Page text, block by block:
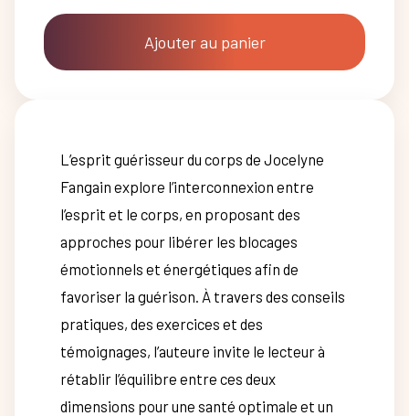
Ajouter au panier
L’esprit guérisseur du corps de Jocelyne
Fangain explore l’interconnexion entre
l’esprit et le corps, en proposant des
approches pour libérer les blocages
émotionnels et énergétiques afin de
favoriser la guérison. À travers des conseils
pratiques, des exercices et des
témoignages, l’auteure invite le lecteur à
rétablir l’équilibre entre ces deux
dimensions pour une santé optimale et un